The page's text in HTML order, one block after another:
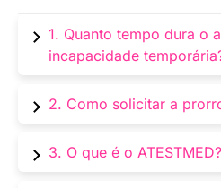
1. Quanto tempo dura o
incapacidade
A duração varia
podendo ser de 30 a
2. Como solicitar a
A prorrogação deve ser
15 dias do benefício, via
3. O que é o ATESTMED?